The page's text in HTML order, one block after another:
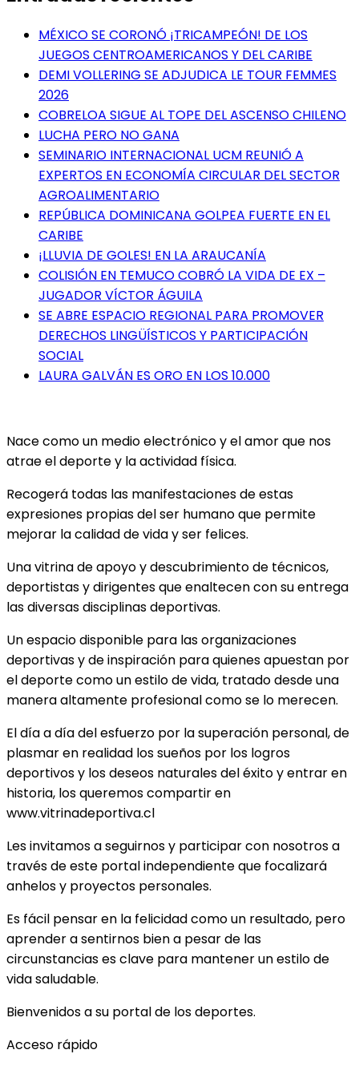
MÉXICO SE CORONÓ ¡TRICAMPEÓN! DE LOS
JUEGOS CENTROAMERICANOS Y DEL CARIBE
DEMI VOLLERING SE ADJUDICA LE TOUR FEMMES
2026
COBRELOA SIGUE AL TOPE DEL ASCENSO CHILENO
LUCHA PERO NO GANA
SEMINARIO INTERNACIONAL UCM REUNIÓ A
EXPERTOS EN ECONOMÍA CIRCULAR DEL SECTOR
AGROALIMENTARIO
REPÚBLICA DOMINICANA GOLPEA FUERTE EN EL
CARIBE
¡LLUVIA DE GOLES! EN LA ARAUCANÍA
COLISIÓN EN TEMUCO COBRÓ LA VIDA DE EX –
JUGADOR VÍCTOR ÁGUILA
SE ABRE ESPACIO REGIONAL PARA PROMOVER
DERECHOS LINGÜÍSTICOS Y PARTICIPACIÓN
SOCIAL
LAURA GALVÁN ES ORO EN LOS 10.000
Nace como un medio electrónico y el amor que nos
atrae el deporte y la actividad física.
Recogerá todas las manifestaciones de estas
expresiones propias del ser humano que permite
mejorar la calidad de vida y ser felices.
Una vitrina de apoyo y descubrimiento de técnicos,
deportistas y dirigentes que enaltecen con su entrega
las diversas disciplinas deportivas.
Un espacio disponible para las organizaciones
deportivas y de inspiración para quienes apuestan por
el deporte como un estilo de vida, tratado desde una
manera altamente profesional como se lo merecen.
El día a día del esfuerzo por la superación personal, de
plasmar en realidad los sueños por los logros
deportivos y los deseos naturales del éxito y entrar en
historia, los queremos compartir en
www.vitrinadeportiva.cl
Les invitamos a seguirnos y participar con nosotros a
través de este portal independiente que focalizará
anhelos y proyectos personales.
Es fácil pensar en la felicidad como un resultado, pero
aprender a sentirnos bien a pesar de las
circunstancias es clave para mantener un estilo de
vida saludable.
Bienvenidos a su portal de los deportes.
Acceso rápido